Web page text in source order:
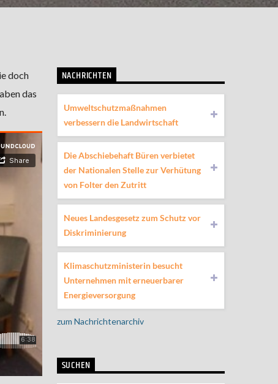
doch
das
NACHRICHTEN
Umweltschutzmaßnahmen
verbessern die Landwirtschaft
Die Abschiebehaft Büren verbietet
der Nationalen Stelle zur Verhütung
von Folter den Zutritt
Neues Landesgesetz zum Schutz vor
Diskriminierung
Klimaschutzministerin besucht
Unternehmen mit erneuerbarer
Energieversorgung
zum Nachrichtenarchiv
SUCHEN